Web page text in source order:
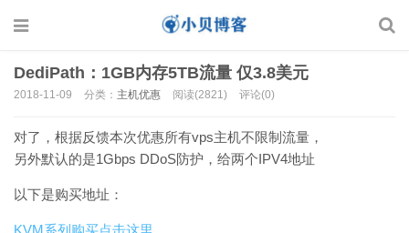
DediPath：1GB内存5TB流量 仅3.8美元
2018-11-09 分类： 主机优惠 阅读(2821) 评论(0)
对了，根据反馈本次优惠所有vps主机不限制流量，
另外默认的是1Gbps DDoS防护，给两个IPV4地址
以下是购买地址：
KVM系列购买点击这里